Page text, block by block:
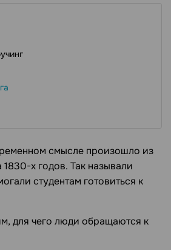
смысле произошло из
1830-х годов. Так называли
студентам готовиться к
для чего люди обращаются к